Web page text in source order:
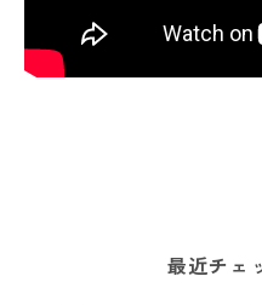
最近チェ